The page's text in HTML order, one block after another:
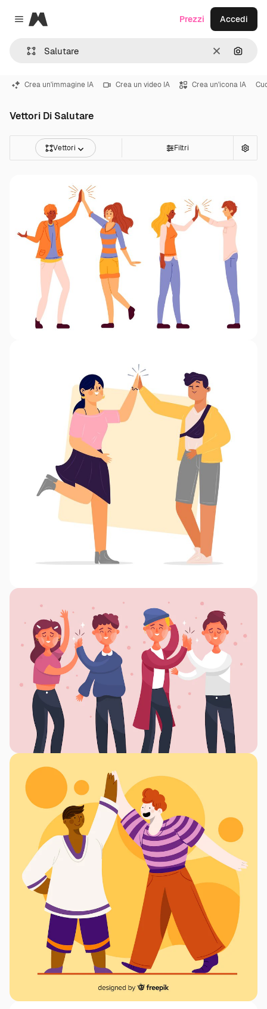
Close menu
Magnific
CancellaCerca
Prezzi Accedi
Crea un'immagine IA Crea un video IA Crea un'icona IA
Vettori Di Salutare
Vettori Filtri